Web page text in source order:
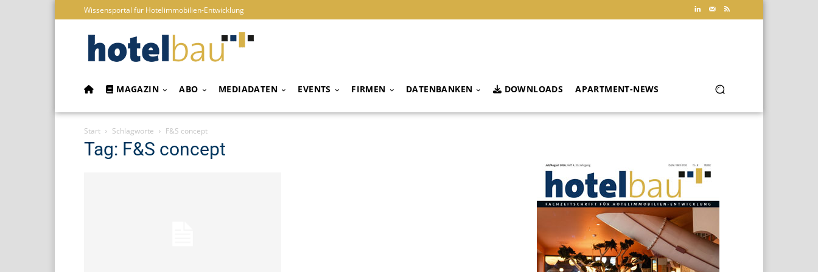
Wissensportal für Hotelimmobilien-Entwicklung
MAGAZIN ABO MEDIADATEN EVENTS FIRMEN DATENBANKEN DOWNLOADS APARTMENT-NEWS
Start Schlagworte F&S concept
Tag: F&S concept